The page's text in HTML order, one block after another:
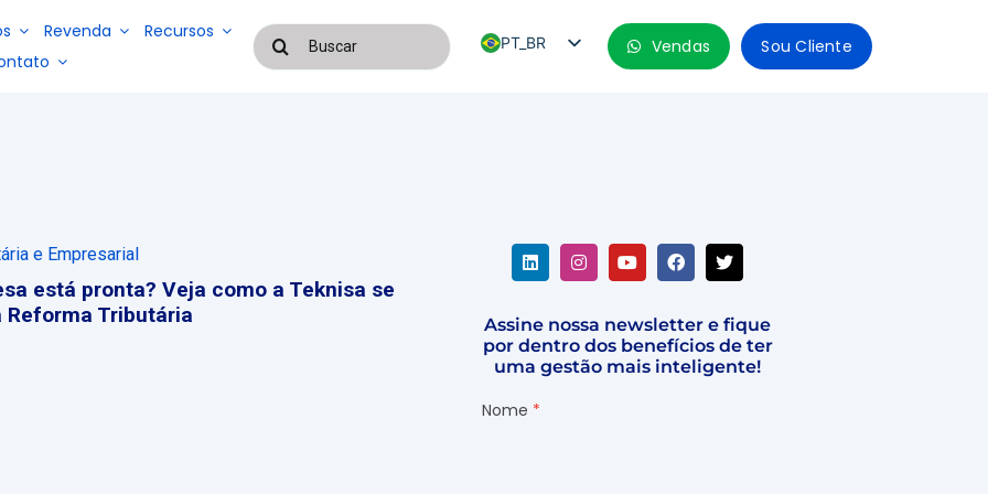
folha de
pagamento
e controle
de
mão de
terceirizada
Revenda Recursos
Buscar
resultados
PT_BR
ES_CL
Vendas Sou Cliente
e Empresarial
está pronta? Veja como a Teknisa se
Reforma Tributária
Assine nossa newsletter e fique
por dentro dos benefícios de ter
uma gestão mais inteligente!
Nome